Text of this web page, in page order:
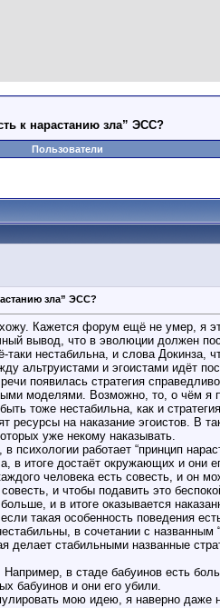
к нарастанию зла” ЭСС?
Пользователи
зла” ЭСС?
Кажется форум ещё не умер, я
вывод, что в эволюции должен
таки нестабильна, и слова Докинза,
альтруистами и эгоистами идёт
появилась стратегия
моделями. Возможно, то, о чём
тоже нестабильна, как и
ресурсы на наказание эгоистов. В
уже некому наказывать.
психологии работает “принцип
в итоге достаёт окружающих и они
человека есть совесть, и он
совесть, и чтобы подавить это
и в итоге оказывается
такая особенность поведения
в сочетании с
делает стабильными названные
в стаде бабуинов есть
бабуинов и они его убили.
мою идею, я наверно даже